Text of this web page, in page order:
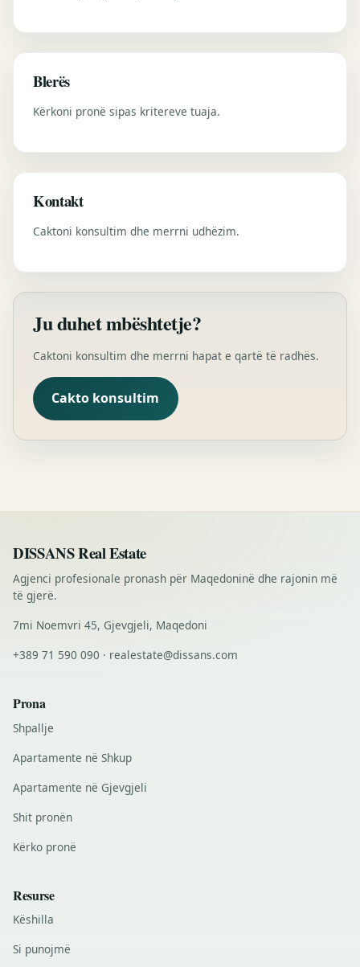
Blerës
Kërkoni pronë sipas kritereve tuaja.
Kontakt
Caktoni konsultim dhe merrni udhëzim.
Ju duhet mbështetje?
Caktoni konsultim dhe merrni hapat e qartë të radhës.
Cakto konsultim
DISSANS Real Estate
Agjenci profesionale pronash për Maqedoninë dhe rajonin më
të gjerë.
7mi Noemvri 45, Gjevgjeli, Maqedoni
+389 71 590 090 · realestate@dissans.com
Prona
Shpallje
Apartamente në Shkup
Apartamente në Gjevgjeli
Shit pronën
Kërko pronë
Resurse
Këshilla
Si punojmë